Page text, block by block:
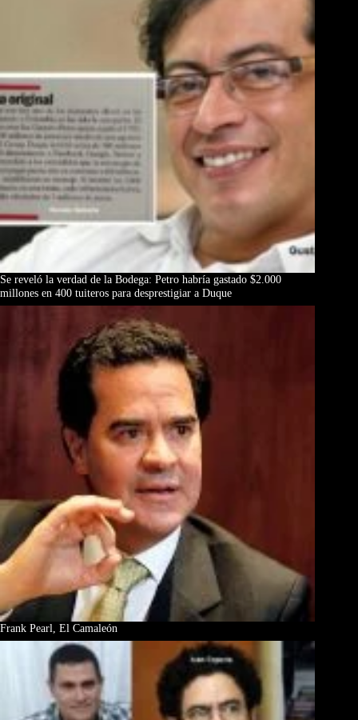
Se reveló la verdad de la Bodega: Petro habría gastado $2.000
millones en 400 tuiteros para desprestigiar a Duque
Frank Pearl, El Camaleón